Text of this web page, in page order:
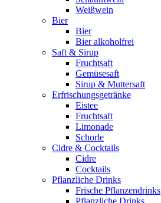
Weißwein
Bier
Bier
Bier alkoholfrei
Saft & Sirup
Fruchtsaft
Gemüsesaft
Sirup & Muttersaft
Erfrischungsgetränke
Eistee
Fruchtsaft
Limonade
Schorle
Cidre & Cocktails
Cidre
Cocktails
Pflanzliche Drinks
Frische Pflanzendrinks
Pflanzliche Drinks